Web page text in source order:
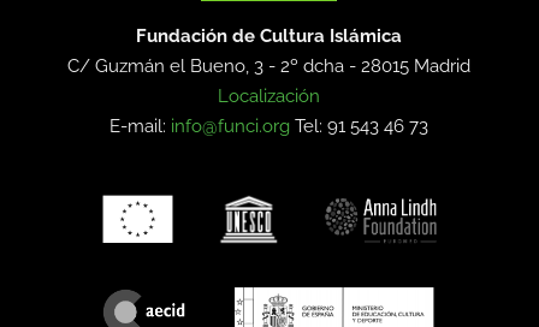
Fundación de Cultura Islámica
C/ Guzmán el Bueno, 3 - 2º dcha -28015 Madrid
Localización
E-mail: info@funci.org Tel: 91 543 46 73